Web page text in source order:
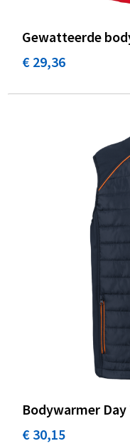
Gewatteerde
€ 29,36
Bodywarmer
€ 30,15